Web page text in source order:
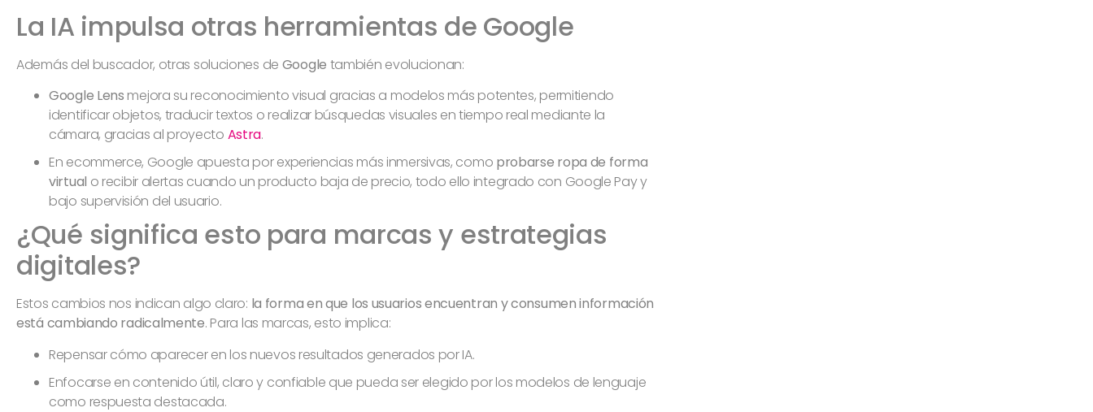
La IA impulsa otras herramientas de Google
Además del buscador, otras soluciones de Google también evolucionan:
Google Lens mejora su reconocimiento visual gracias a modelos más potentes, permitiendo
identificar objetos, traducir textos o realizar búsquedas visuales en tiempo real mediante la
cámara, gracias al proyecto Astra.
En ecommerce, Google apuesta por experiencias más inmersivas, como probarse ropa de forma
virtual o recibir alertas cuando un producto baja de precio, todo ello integrado con Google Pay y
bajo supervisión del usuario.
¿Qué significa esto para marcas y estrategias
digitales?
Estos cambios nos indican algo claro: la forma en que los usuarios encuentran y consumen información
está cambiando radicalmente. Para las marcas, esto implica:
Repensar cómo aparecer en los nuevos resultados generados por IA.
Enfocarse en contenido útil, claro y confiable que pueda ser elegido por los modelos de lenguaje
como respuesta destacada.